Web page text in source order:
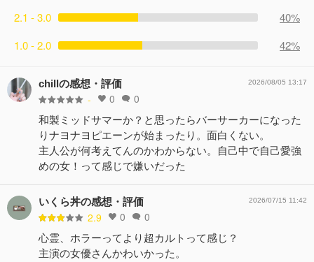
2.1 - 3.0
40%
1.0 - 2.0
42%
chillの感想・評価
- 0 0
2026/08/05 13:17
和製ミッドサマーか？と思ったらバーサーカーになった
りナヨナヨピエーンが始まったり。面白くない。
主人公が何考えてんのかわからない。自己中で自己愛強
めの女！って感じで嫌いだった
いくら丼の感想・評価
2.9 0 0
2026/07/15 11:42
心霊、ホラーってより超カルトって感じ？
主演の女優さんかわいかった。